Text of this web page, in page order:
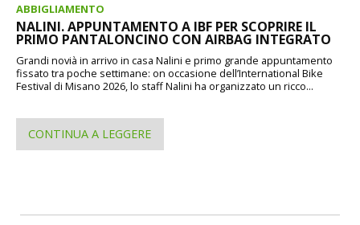
ABBIGLIAMENTO
NALINI. APPUNTAMENTO A IBF PER SCOPRIRE IL
PRIMO PANTALONCINO CON AIRBAG INTEGRATO
Grandi novià in arrivo in casa Nalini e primo grande appuntamento
fissato tra poche settimane: on occasione dell’International Bike
Festival di Misano 2026, lo staff Nalini ha organizzato un ricco...
CONTINUA A LEGGERE